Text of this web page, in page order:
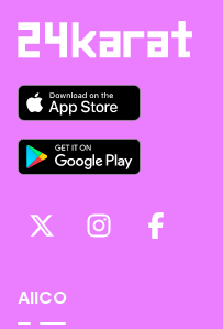
AIICO